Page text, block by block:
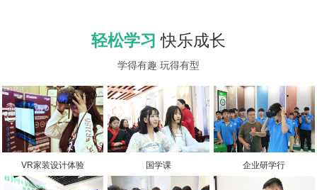
轻松学习快乐成长
学得有趣 玩得有型
VR家装设计体验 国学课 企业研学行